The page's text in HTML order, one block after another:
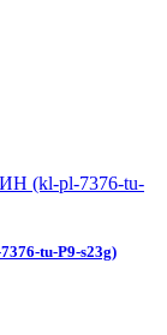
tu-P9-s23g)